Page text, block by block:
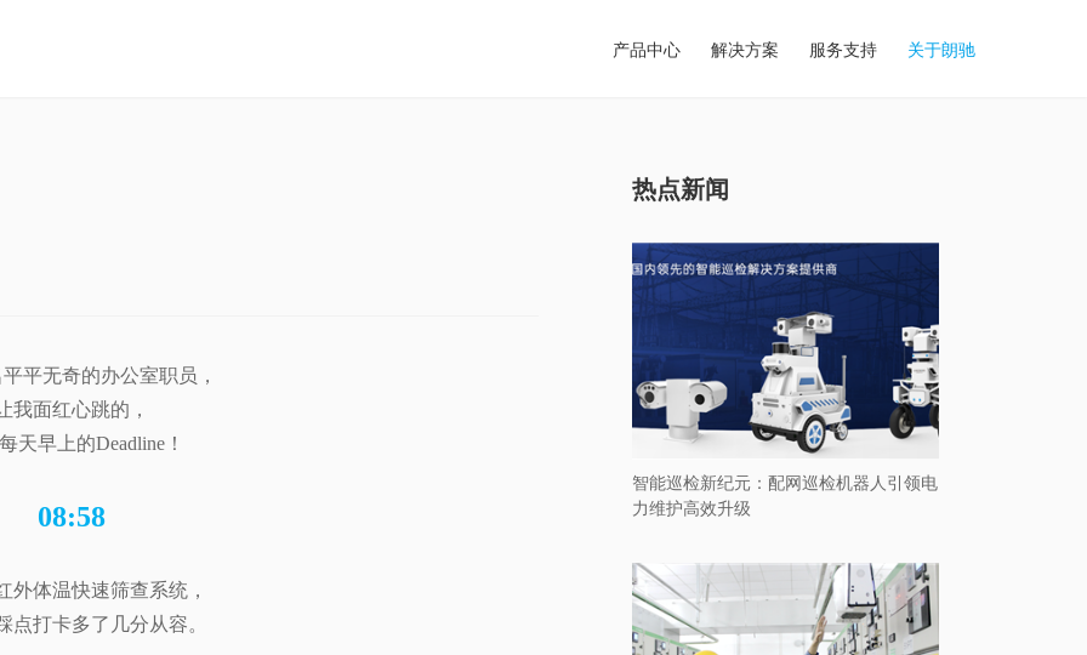
产品中心 解决方案 服务支持 关于朗驰
平无奇的办公室职员，
我面红心跳的，
天早上的Deadline！
08:58
外体温快速筛查系统，
点打卡多了几分从容。
热点新闻
智能巡检新纪元：配网巡检机器人引领电
力维护高效升级